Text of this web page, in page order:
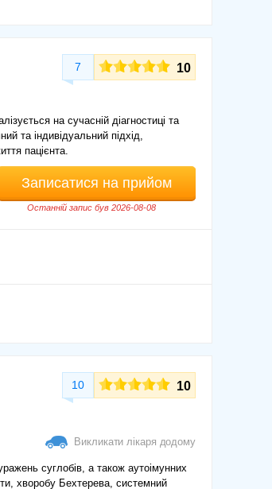
7 10
на сучасній діагностиці та
та індивідуальний підхід,
пацієнта.
Записатися на прийом
Останній запис був 2026-08-08
10 10
Викликати лікаря додому
суглобів, а також аутоімунних
хворобу Бехтерева, системний